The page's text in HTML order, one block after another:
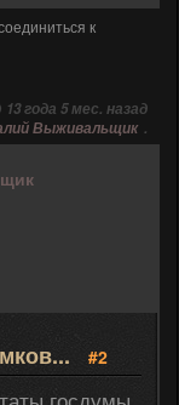
к
13 года 5 мес. назад
Выживальщик .
#2